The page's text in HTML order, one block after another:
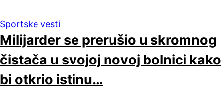
Sportske vesti
Milijarder se prerušio u skromnog
čistača u svojoj novoj bolnici kako
bi otkrio istinu…